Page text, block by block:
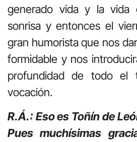
generado vida y la vida
sonrisa y entonces el
gran humorista que nos
formidable y nos
profundidad de todo el
vocación.
R.Á.: Eso es Toñín de
Pues muchísimas